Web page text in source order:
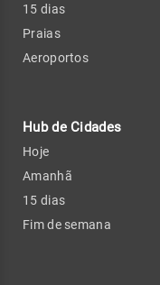
15 dias
Praias
Aeroportos
Hub de Cidades
Hoje
Amanhã
15 dias
Fim de semana